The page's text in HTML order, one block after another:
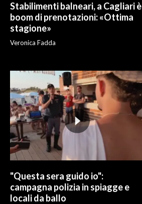
Stabilimenti balneari, a Cagliari è
boom di prenotazioni: «Ottima
stagione»
Veronica Fadda
"Questa sera guido io":
campagna polizia in spiagge e
locali da ballo